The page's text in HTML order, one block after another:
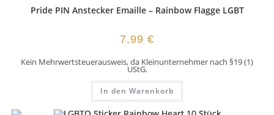
Pride PIN Anstecker Emaille – Rainbow Flagge LGBT
7,99 €
Kein Mehrwertsteuerausweis, da Kleinunternehmer nach §19 (1)
UStG.
In den Warenkorb